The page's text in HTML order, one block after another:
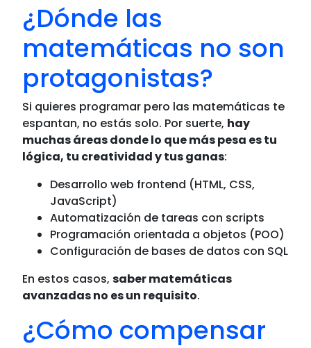
¿Dónde las
matemáticas no son
protagonistas?
Si quieres programar pero las matemáticas te
espantan, no estás solo. Por suerte, hay
muchas áreas donde lo que más pesa es tu
lógica, tu creatividad y tus ganas:
Desarrollo web frontend (HTML, CSS,
JavaScript)
Automatización de tareas con scripts
Programación orientada a objetos (POO)
Configuración de bases de datos con SQL
En estos casos,saber matemáticas
avanzadas no es un requisito.
¿Cómo compensar